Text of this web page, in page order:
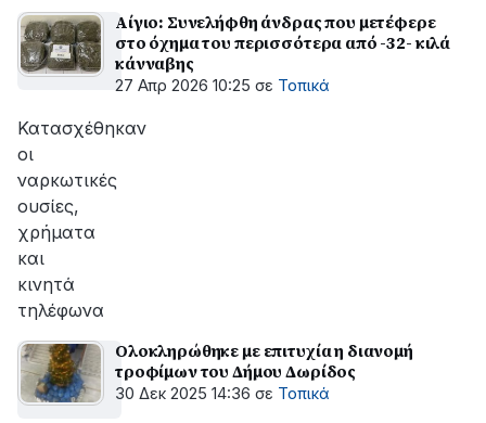
Αίγιο: Συνελήφθη άνδρας που μετέφερε
στο όχημα του περισσότερα από -32- κιλά
κάνναβης
27 Απρ 2026 10:25 σε Τοπικά
Κατασχέθηκαν
οι
ναρκωτικές
ουσίες,
χρήματα
και
κινητά
τηλέφωνα
Ολοκληρώθηκε με επιτυχία η διανομή
τροφίμων του Δήμου Δωρίδος
30 Δεκ 2025 14:36 σε Τοπικά